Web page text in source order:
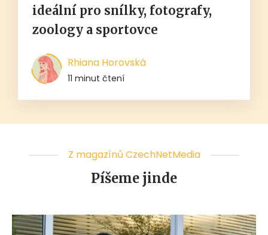
ideální pro snílky, fotografy,
zoology a sportovce
Rhiana Horovská
11 minut čtení
Z magazínů CzechNetMedia
Píšeme jinde